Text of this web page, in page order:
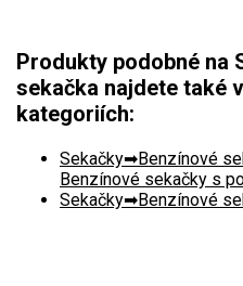
Vysavače a foukače
Elektrocentrály
Štěpkovače a drtiče
Elektrické skútry
Produkty podobné na
sekačka najdete také
kategoriích:
Sekačky
Benzínové
Benzínové sekačky s
Sekačky
Benzínové